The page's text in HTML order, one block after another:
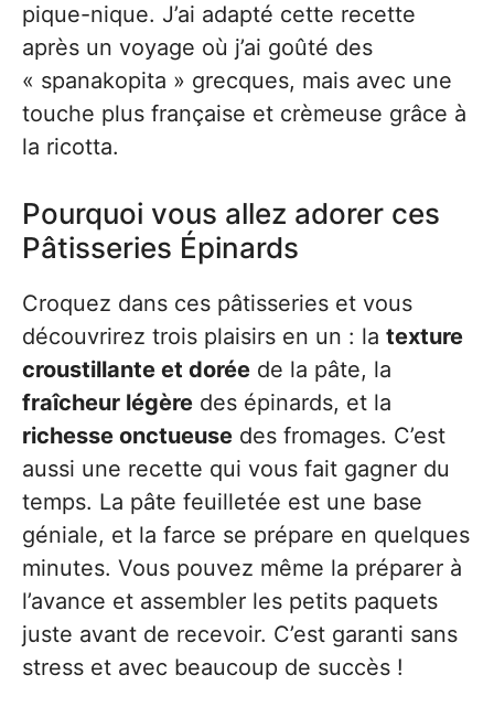
pique-nique. J’ai adapté cette recette
après un voyage où j’ai goûté des
« spanakopita » grecques, mais avec une
touche plus française et crèmeuse grâce à
la ricotta.
Pourquoi vous allez adorer ces
Pâtisseries Épinards
Croquez dans ces pâtisseries et vous
découvrirez trois plaisirs en un : la texture
croustillante et dorée de la pâte, la
fraîcheur légère des épinards, et la
richesse onctueuse des fromages. C’est
aussi une recette qui vous fait gagner du
temps. La pâte feuilletée est une base
géniale, et la farce se prépare en quelques
minutes. Vous pouvez même la préparer à
l’avance et assembler les petits paquets
juste avant de recevoir. C’est garanti sans
stress et avec beaucoup de succès !